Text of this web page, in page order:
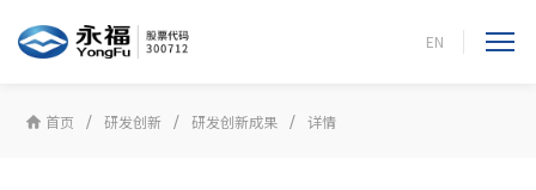
EN
首页 研发创新 研发创新成果 详情